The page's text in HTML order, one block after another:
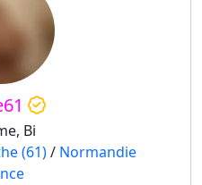
Bi
(61)/ Normandie